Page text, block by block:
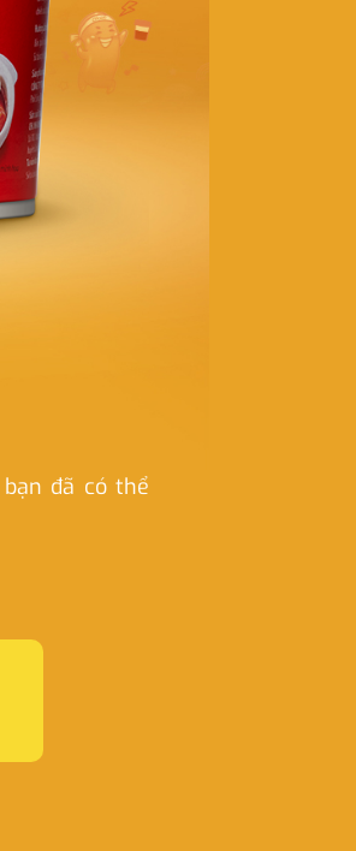
đã có thể